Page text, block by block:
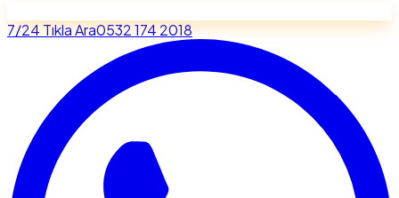
7/24 Tıkla Ara0532 174 2018